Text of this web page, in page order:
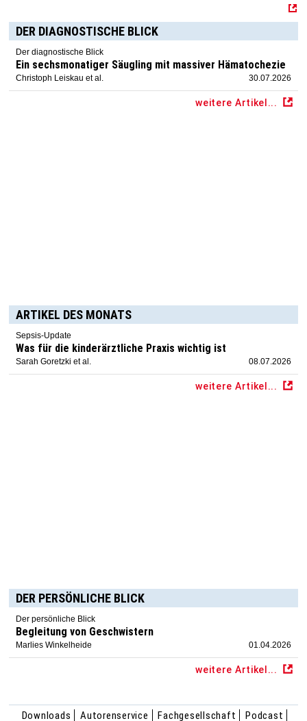
DER DIAGNOSTISCHE BLICK
Der diagnostische Blick
Ein sechsmonatiger Säugling mit massiver Hämatochezie
Christoph Leiskau et al. 30.07.2026
weitere Artikel...
ARTIKEL DES MONATS
Sepsis-Update
Was für die kinderärztliche Praxis wichtig ist
Sarah Goretzki et al. 08.07.2026
weitere Artikel...
DER PERSÖNLICHE BLICK
Der persönliche Blick
Begleitung von Geschwistern
Marlies Winkelheide 01.04.2026
weitere Artikel...
Downloads Autorenservice Fachgesellschaft Podcast